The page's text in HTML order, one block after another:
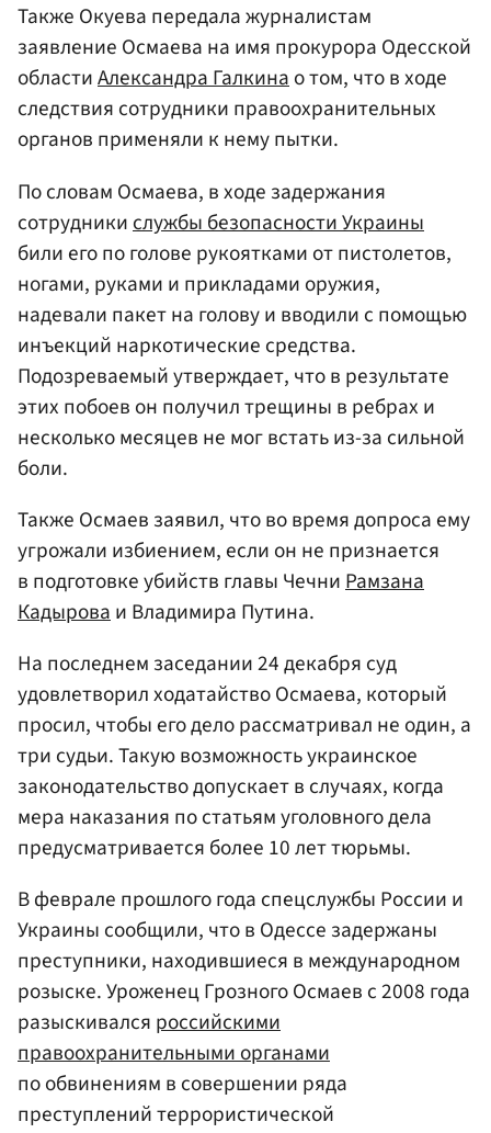
Также Окуева передала журналистам
заявление Осмаева на имя прокурора Одесской
областиАлександра Галкинао том, что в ходе
следствия сотрудники правоохранительных
органов применяли к нему пытки.
По словам Осмаева, в ходе задержания
сотрудники службы безопасности Украины
били его по голове рукоятками от пистолетов,
ногами, руками и прикладами оружия,
надевали пакет на голову и вводили с помощью
инъекций наркотические средства.
Подозреваемый утверждает, что в результате
этих побоев он получил трещины в ребрах и
несколько месяцев не мог встать из-за сильной
боли.
Также Осмаев заявил, что во время допроса ему
угрожали избиением, если он не признается
в подготовке убийств главы ЧечниРамзана
Кадыроваи Владимира Путина.
На последнем заседании 24 декабря суд
удовлетворил ходатайство Осмаева, который
просил, чтобы его дело рассматривал не один, а
три судьи. Такую возможность украинское
законодательство допускает в случаях, когда
мера наказания по статьям уголовного дела
предусматривается более 10 лет тюрьмы.
В феврале прошлого года спецслужбы России и
Украины сообщили, что в Одессе задержаны
преступники, находившиеся в международном
розыске. Уроженец Грозного Осмаев с 2008 года
разыскивался российскими
правоохранительными органами
по обвинениям в совершении ряда
преступлений террористической